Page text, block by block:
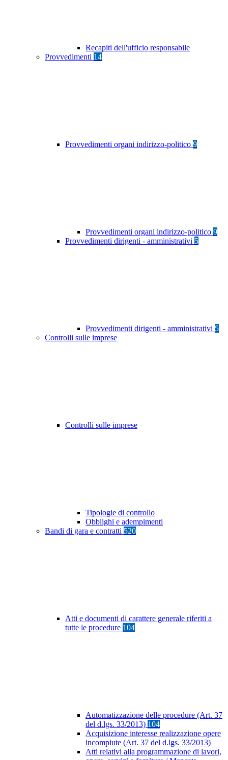
Recapiti dell'ufficio responsabile
Provvedimenti 14
Provvedimenti organi indirizzo-politico 9
Provvedimenti organi indirizzo-politico 9
Provvedimenti dirigenti - amministrativi 5
Provvedimenti dirigenti - amministrativi 5
Controlli sulle imprese
Controlli sulle imprese
Tipologie di controllo
Obblighi e adempimenti
Bandi di gara e contratti 520
Atti e documenti di carattere generale riferiti a
tutte le procedure 104
Automatizzazione delle procedure (Art. 37
del d.lgs. 33/2013) 104
Acquisizione interesse realizzazione opere
incompiute (Art. 37 del d.lgs. 33/2013)
Atti relativi alla programmazione di lavori,